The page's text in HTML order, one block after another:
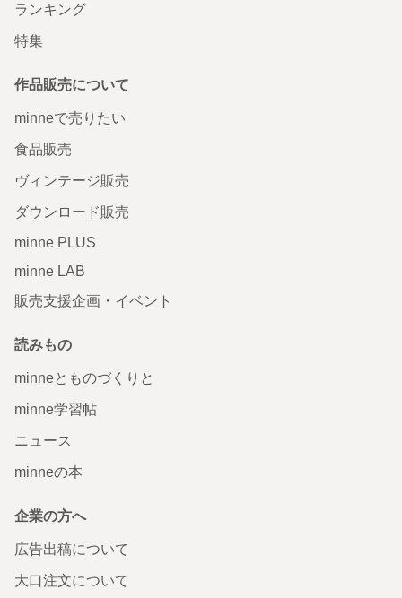
ランキング
特集
作品販売について
minneで売りたい
食品販売
ヴィンテージ販売
ダウンロード販売
minne PLUS
minne LAB
販売支援企画・イベント
読みもの
minneとものづくりと
minne学習帖
ニュース
minneの本
企業の方へ
広告出稿について
大口注文について